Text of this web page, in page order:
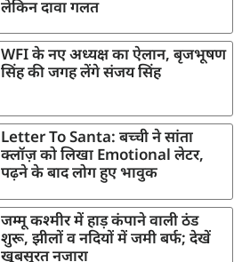
लेकिन दावा गलत
WFI के नए अध्यक्ष का ऐलान, बृजभूषण
सिंह की जगह लेंगे संजय सिंह
Letter To Santa: बच्ची ने सांता
क्लॉज़ को लिखा Emotional लेटर,
पढ़ने के बाद लोग हुए भावुक
जम्मू कश्मीर में हाड़ कंपाने वाली ठंड
शुरू, झीलों व नदियों में जमी बर्फ; देखें
खूबसूरत नजारा